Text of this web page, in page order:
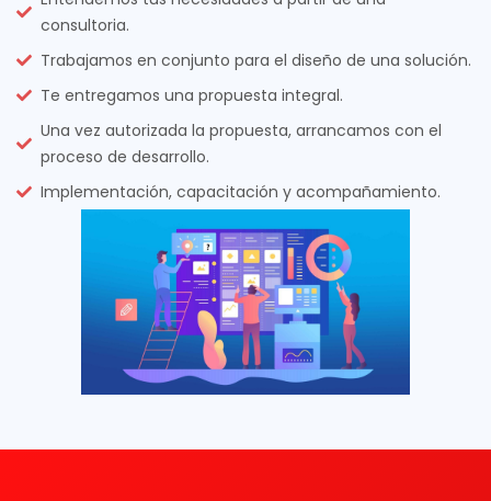
consultoria.
Trabajamos en conjunto para el diseño de una solución.
Te entregamos una propuesta integral.
Una vez autorizada la propuesta, arrancamos con el
proceso de desarrollo.
Implementación, capacitación y acompañamiento.